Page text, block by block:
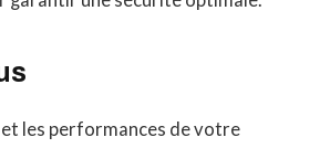
les performances de votre